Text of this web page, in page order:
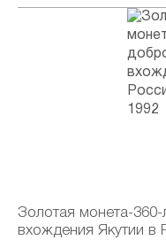
Золотая монета-
вхождения Якутии в